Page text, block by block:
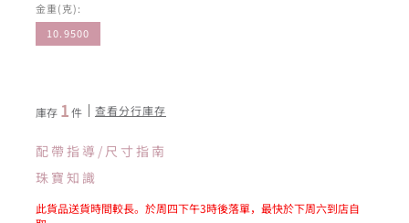
金重(克):
10.9500
庫存 1件 查看分行庫存
配帶指導/尺寸指南
珠寶知識
此貨品送貨時間較長。於周四下午3時後落單，最快於下周六到店自